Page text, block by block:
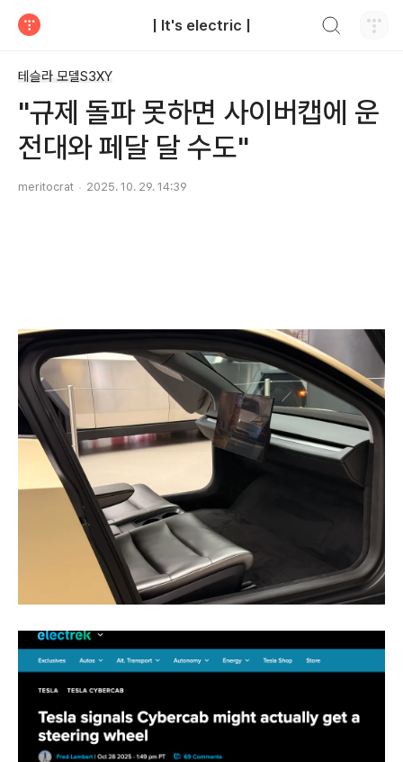
| It's electric |
테슬라 모델S3XY
"규제 돌파 못하면 사이버캡에 운
전대와 페달 달 수도"
meritocrat 2025. 10. 29. 14:39